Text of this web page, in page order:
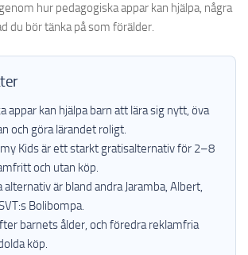
hur pedagogiska appar kan hjälpa, några
du bör tänka på som förälder.
appar kan hjälpa barn att lära sig nytt, öva
och göra lärandet roligt.
Kids är ett starkt gratisalternativ för 2–8
och utan köp.
alternativ är bland andra Jaramba, Albert,
Bolibompa.
barnets ålder, och föredra reklamfria
köp.